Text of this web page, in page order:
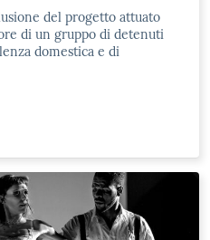
del progetto attuato
di un gruppo di detenuti
domestica e di